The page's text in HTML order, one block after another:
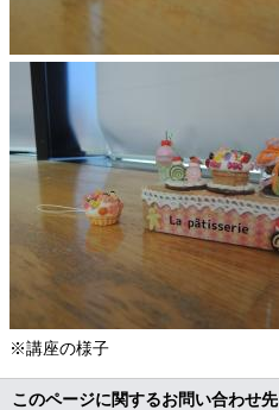
※講座の様子
このページに関するお問い合わせ先